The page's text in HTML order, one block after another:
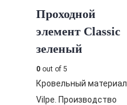
Проходной
элемент Classic
зеленый
0 out of 5
Кровельный материал
Vilpe. Производство